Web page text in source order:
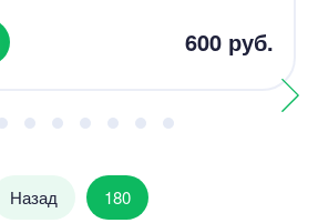
600 руб.
Назад 180